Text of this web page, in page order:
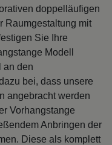
doppelläufigen
Raumgestaltung mit
Sie Ihre
Modell
an den
bei, dass unsere
angebracht werden
Vorhangstange
Anbringen der
Diese als komplett